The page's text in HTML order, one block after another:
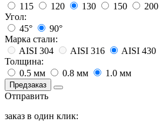
115
120 130 150
200
Угол:
45°
90°
Марка стали:
AISI 304
AISI 316
AISI 430
Толщина:
0.5 мм
0.8 мм 1.0 мм
Предзаказ
Отправить
заказ в один клик: